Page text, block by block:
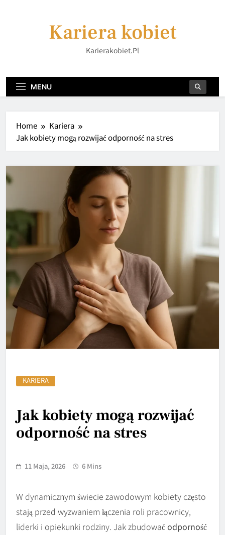
Kariera kobiet
Karierakobiet.pl
MENU
Home
Kariera
Jak kobiety mogą rozwijać odporność na stres
KARIERA
Jak kobiety mogą rozwijać
odporność na stres
11 Maja, 2026 6 Mins
W dynamicznym świecie zawodowym kobiety często
stają przed wyzwaniem łączenia roli pracownicy,
liderki i opiekunki rodziny. Jak zbudowaćodporność